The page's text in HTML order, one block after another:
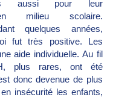
aussi pour leur
en milieu scolaire.
quelques années,
fut très positive. Les
aide individuelle. Au fil
plus rares, ont été
donc devenue de plus
insécurité les enfants,